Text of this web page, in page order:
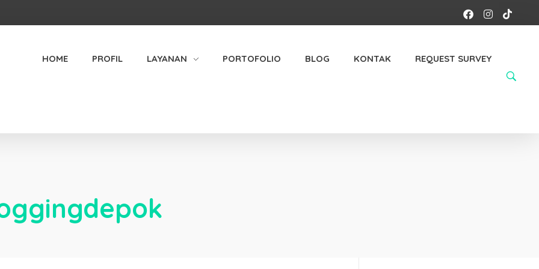
HOME PROFIL LAYANAN PORTOFOLIO BLOG KONTAK REQUEST SURVEY